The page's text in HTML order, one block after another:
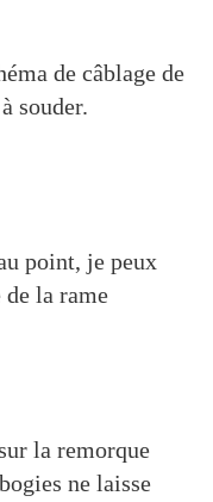
de câblage de
souder.
point, je peux
la rame
la remorque
ne laisse